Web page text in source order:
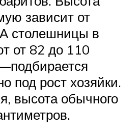
зависит от
столешницы в
от 82 до 110
под рост хозяйки.
высота обычного